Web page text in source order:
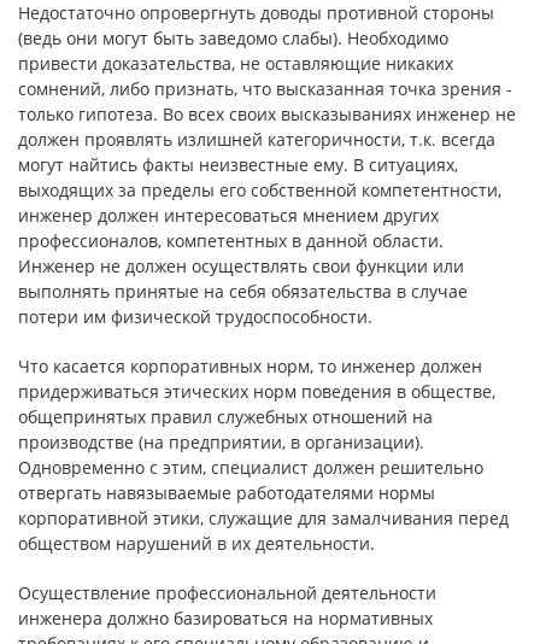
Недостаточно опровергнуть доводы противной стороны
(ведь они могут быть заведомо слабы). Необходимо
привести доказательства, не оставляющие никаких
сомнений, либо признать, что высказанная точка зрения -
только гипотеза. Во всех своих высказываниях инженер не
должен проявлять излишней категоричности, т.к. всегда
могут найтись факты неизвестные ему. В ситуациях,
выходящих за пределы его собственной компетентности,
инженер должен интересоваться мнением других
профессионалов, компетентных в данной области.
Инженер не должен осуществлять свои функции или
выполнять принятые на себя обязательства в случае
потери им физической трудоспособности.
Что касается корпоративных норм, то инженер должен
придерживаться этических норм поведения в обществе,
общепринятых правил служебных отношений на
производстве (на предприятии, в организации).
Одновременно с этим, специалист должен решительно
отвергать навязываемые работодателями нормы
корпоративной этики, служащие для замалчивания перед
обществом нарушений в их деятельности.
Осуществление профессиональной деятельности
инженера должно базироваться на нормативных